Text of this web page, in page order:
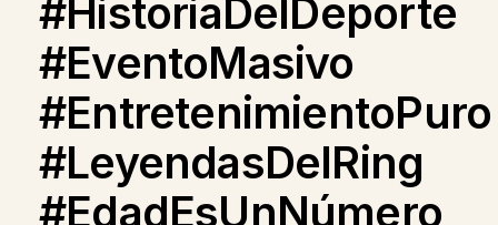
#HistoriaDelDeporte
#EventoMasivo
#EntretenimientoPuro
#LeyendasDelRing
#EdadEsUnNúmero